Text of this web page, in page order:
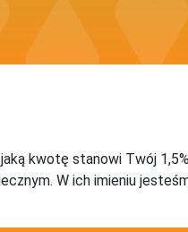
kwotę stanowi Twój
W ich imieniu